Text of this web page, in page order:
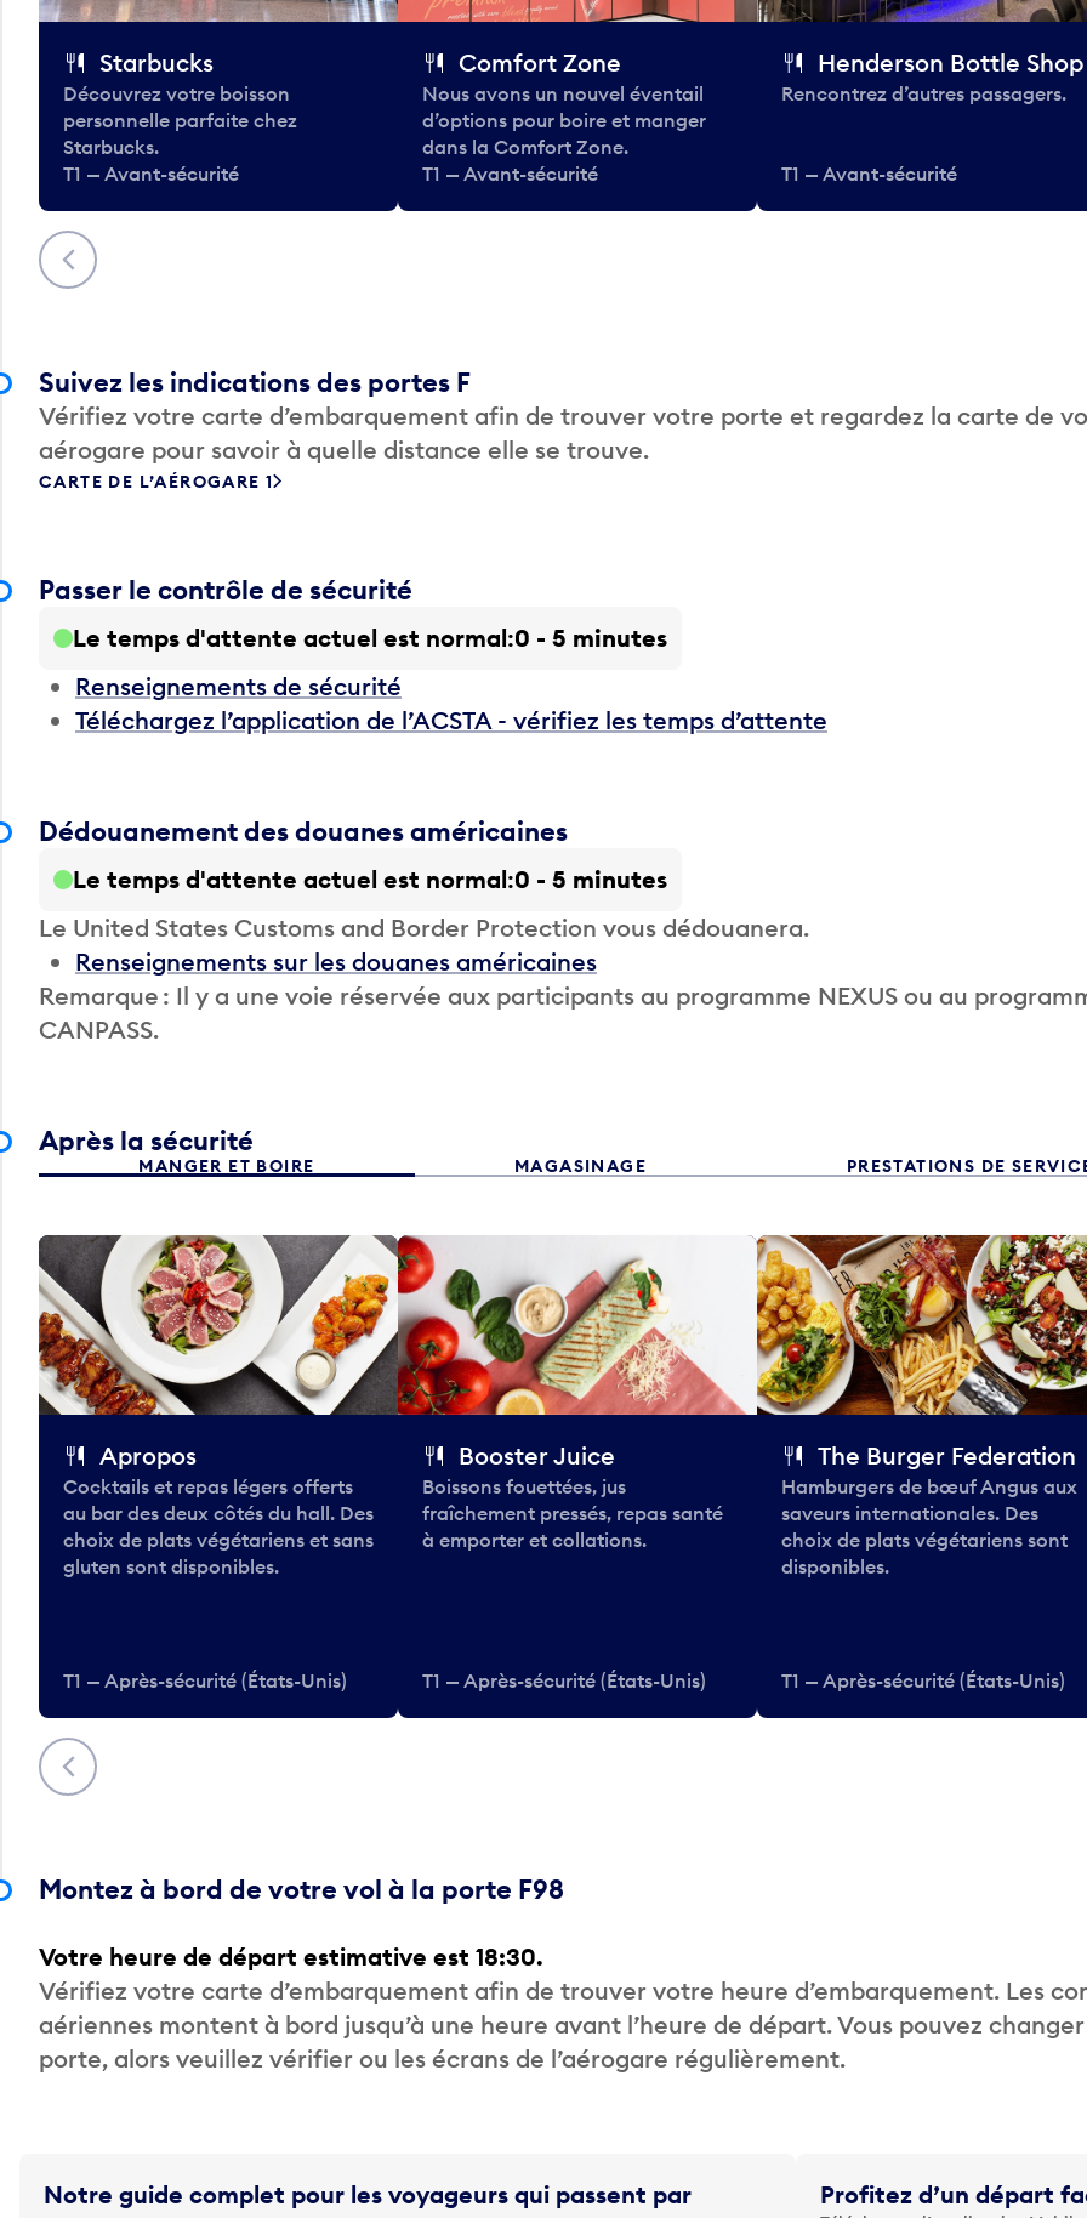
Précédent
Starbucks
Découvrez votre boisson
personnelle parfaite chez
Starbucks.
T1 — Avant-sécurité
Comfort Zone
Nous avons un nouvel éventail
d’options pour boire et manger
dans la Comfort Zone.
T1 — Avant-sécurité
Henderson Bottle Shop
Rencontrez d’autres passagers.
T1 — Avant-sécurité
Suivez les indications des portes F
Vérifiez votre carte d’embarquement afin de trouver votre porte et regardez la carte de
aérogare pour savoir à quelle distance elle se trouve.
CARTE DE L’AÉROGARE 1
Passer le contrôle de sécurité
Le temps d'attente actuel est normal 0 - 5 minutes
Renseignements de sécurité
Téléchargez l’application de l’ACSTA - vérifiez les temps d’attente
Dédouanement des douanes américaines
Le temps d'attente actuel est normal 0 - 5 minutes
Le United States Customs and Border Protection vous dédouanera.
Renseignements sur les douanes américaines
Remarque : Il y a une voie réservée aux participants au programme NEXUS ou au
CANPASS.
Après la sécurité
MANGER ET BOIRE MAGASINAGE PRESTATIONS DE
Précédent
Apropos
Cocktails et repas légers offerts
au bar des deux côtés du hall. Des
choix de plats végétariens et sans
gluten sont disponibles.
T1 — Après-sécurité (États-Unis)
Booster Juice
Boissons fouettées, jus
fraîchement pressés, repas santé
à emporter et collations.
T1 — Après-sécurité (États-Unis)
The Burger Federation
Hamburgers de bœuf Angus aux
saveurs internationales. Des
choix de plats végétariens sont
disponibles.
T1 — Après-sécurité (États-Unis)
Montez à bord de votre vol à la porte F98
Votre heure de départ estimative est 18:30.
Vérifiez votre carte d’embarquement afin de trouver votre heure d’embarquement. Les
aériennes montent à bord jusqu’à une heure avant l’heure de départ. Vous pouvez
porte, alors veuillez vérifier ou les écrans de l’aérogare régulièrement.
Notre guide complet pour les voyageurs qui passent par
Profitez d’un départ